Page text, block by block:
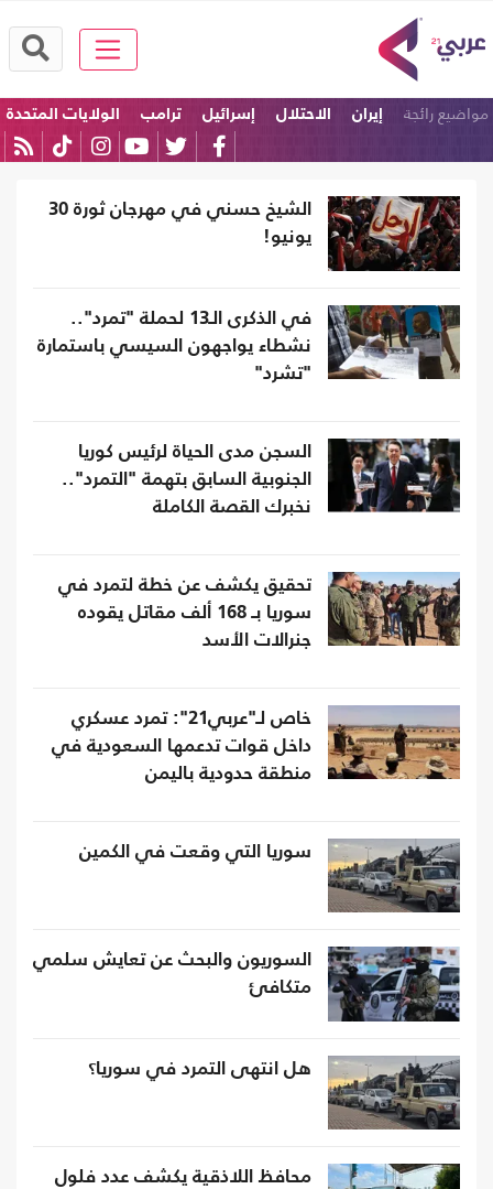
مواضيع رائجة إيران الاحتلال إسرائيل ترامب
الولايات المتحدة
الشيخ حسني في مهرجان ثورة 30
يونيو!
في الذكرى الـ13 لحملة "تمرد"..
نشطاء يواجهون السيسي باستمارة
"تشرد"
السجن مدى الحياة لرئيس كوريا
الجنوبية السابق بتهمة "التمرد"..
نخبرك القصة الكاملة
تحقيق يكشف عن خطة لتمرد في
سوريا بـ 168 ألف مقاتل يقوده
جنرالات الأسد
خاص لـ"عربي21": تمرد عسكري
داخل قوات تدعمها السعودية في
منطقة حدودية باليمن
سوريا التي وقعت في الكمين
السوريون والبحث عن تعايش سلمي
متكافئ
هل انتهى التمرد في سوريا؟
محافظ اللاذقية يكشف عدد فلول